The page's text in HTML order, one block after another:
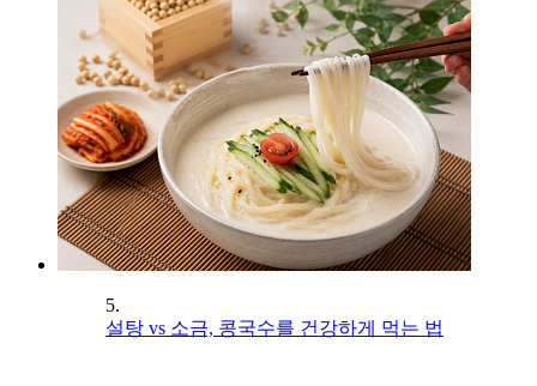
5.
설탕 vs 소금, 콩국수를 건강하게 먹는 법